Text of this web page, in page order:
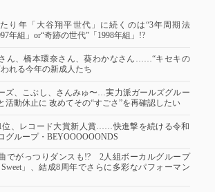
り年「大谷翔平世代」に続くのは“3年周期法
年組」or“奇跡の世代”「1998年組」!?
ん、橋本環奈さん、葵わかなさん……“キセキの
れる今年の新成人たち
ズ、こぶし、さんみゅ〜…実力派ガールズグルー
活動休止に 改めてその“すごさ”を再確認したい
位、レコード大賞新人賞……快進撃を続ける令和
グループ・BEYOOOOOONDS
でがっつりダンスも!? 2人組ボーカルグループ
Sweet」、結成8周年でさらに多彩なパフォーマン